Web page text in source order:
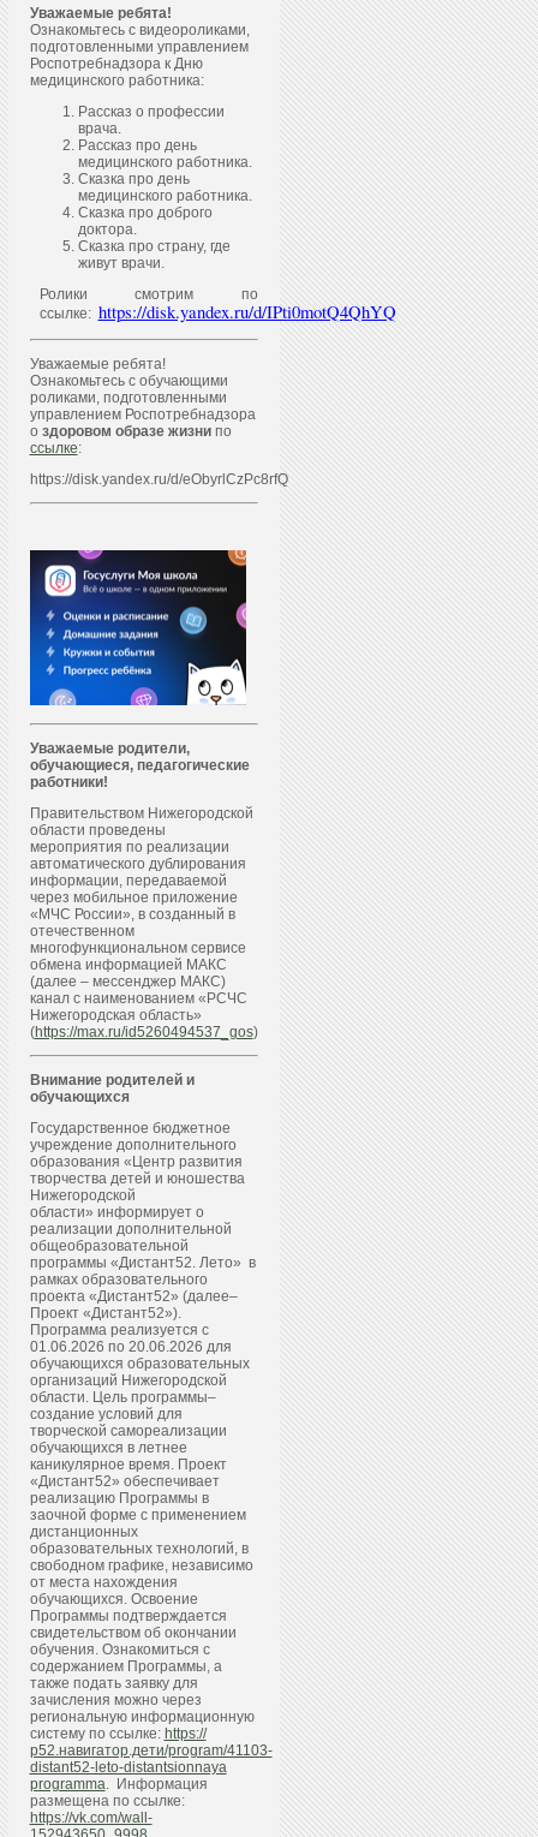
Уважаемые ребята!
Ознакомьтесь с видеороликами,
подготовленными управлением
Роспотребнадзора к Дню
медицинского работника:
Рассказ о профессии
врача.
Рассказ про день
медицинского работника.
Сказка про день
медицинского работника.
Сказка про доброго
доктора.
Сказка про страну, где
живут врачи.
Ролики смотрим по
ссылке: https://disk.yandex.ru/d/IPti0motQ4QhYQ
Уважаемые ребята!
Ознакомьтесь с обучающими
роликами, подготовленными
управлением Роспотребнадзора
о здоровом образе жизнипо
ссылке:
https://disk.yandex.ru/d/eObyrlCzPc8rfQ
Уважаемые родители,
обучающиеся, педагогические
работники!
Правительством Нижегородской
области проведены
мероприятия по реализации
автоматического дублирования
информации, передаваемой
через мобильное приложение
«МЧС России», в созданный в
отечественном
многофункциональном сервисе
обмена информацией МАКС
(далее – мессенджер МАКС)
канал с наименованием «РСЧС
Нижегородская область»
(https://max.ru/id5260494537_gos)
Внимание родителей и
обучающихся
Государственное бюджетное
учреждение дополнительного
образования «Центр развития
творчества детей и юношества
Нижегородской
области» информирует о
реализации дополнительной
общеобразовательной
программы «Дистант52. Лето» в
рамках образовательного
проекта «Дистант52» (далее–
Проект «Дистант52»).
Программа реализуется с
01.06.2026 по 20.06.2026 для
обучающихся образовательных
организаций Нижегородской
области. Цель программы–
создание условий для
творческой самореализации
обучающихся в летнее
каникулярное время. Проект
«Дистант52» обеспечивает
реализацию Программы в
заочной форме с применением
дистанционных
образовательных технологий, в
свободном графике, независимо
от места нахождения
обучающихся. Освоение
Программы подтверждается
свидетельством об окончании
обучения. Ознакомиться с
содержанием Программы, а
также подать заявку для
зачисления можно через
региональную информационную
систему по ссылке: https://
р52.навигатор.дети/program/41103-
distant52-leto-distantsionnaya
programma. Информация
размещена по ссылке:
https://vk.com/wall-